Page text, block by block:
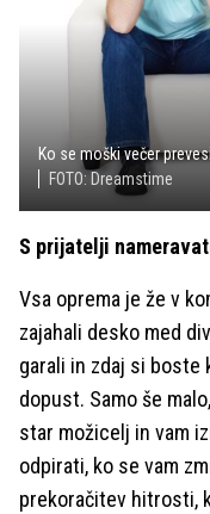
Ko se moški večer
FOTO: Dreamstime
S prijatelji
Vsa oprema je že v
zajahali desko med
garali in zdaj si boste
dopust. Samo še
star možicelj in vam
odpirati, ko se vam
prekoračitev hitrosti,